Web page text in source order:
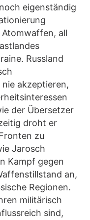
eigenständig
all
Russland
akzeptieren,
der Übersetzer
droht er
zu
Jarosch
Kampf gegen
an,
Regionen.
militärisch
sind,